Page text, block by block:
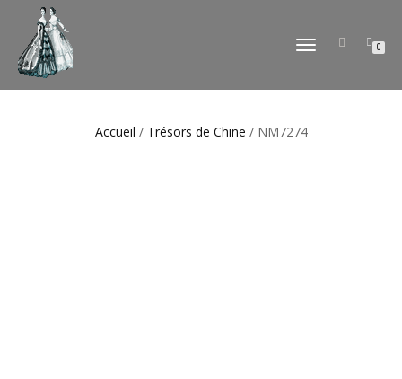
DÉPLIER
0
Accueil / Trésors de Chine / NM7274